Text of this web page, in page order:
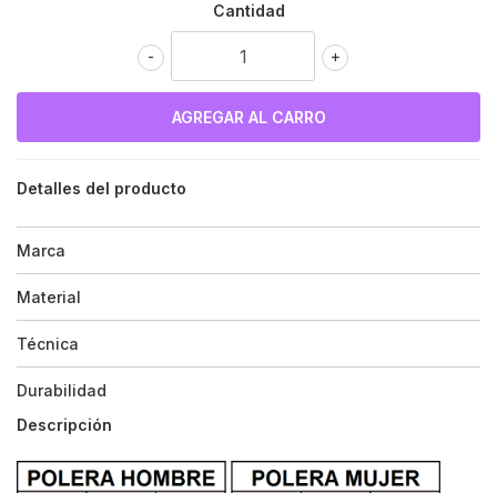
Cantidad
+
-
Detalles del producto
Marca
Material
Técnica
Durabilidad
Descripción